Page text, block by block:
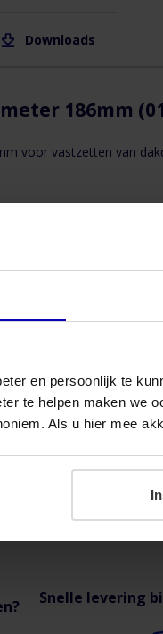
en persoonlijk te
te helpen maken we
Als u hier mee
Bediening
Type
Downloads
MB
186mm
voor vastzetten van
Makkelijk
Vandaag
Snelle levering